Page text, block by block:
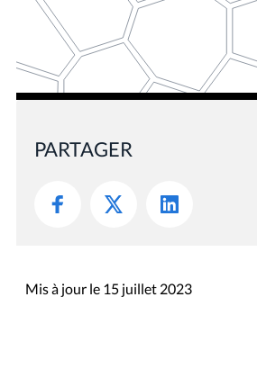
PARTAGER
Mis à jour le 15 juillet 2023